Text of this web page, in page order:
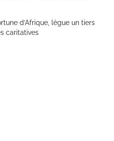
d’Afrique, lègue un tiers
caritatives